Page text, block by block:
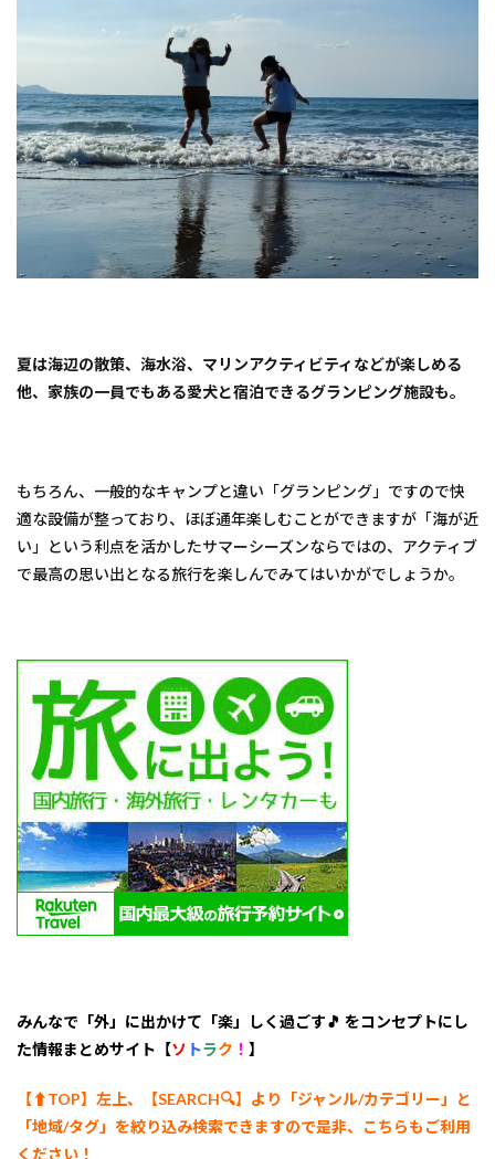
Ｓｕ
ｇａ
ｒ
Ｂｅ
ａｃ
ｈ
Ｏａ
3
鉾田
市】
隠れ
4
3.
【千
葉県
館山
シャ
ンフ
ロン
ト館
山
5
海辺
で過
ごせ
るグ
ラン
ピン
グ施
設
夏は海辺の散策、海水浴、マリンアクティビティなどが楽しめる
他、家族の一員でもある愛犬と宿泊できるグランピング施設も。
もちろん、一般的なキャンプと違い「グランピング」ですので快
適な設備が整っており、ほぼ通年楽しむことができますが「海が近
い」という利点を活かしたサマーシーズンならではの、アクティブ
で最高の思い出となる旅行を楽しんでみてはいかがでしょうか。
みんなで「外」に出かけて「楽」しく過ごす🎵 をコンセプトにし
た情報まとめサイト【ソ トラク ！ 】
【⬆︎TOP】左上、【SEARCH🔍】より「ジャンル/カテゴリー 」と
「地域/タグ」を絞り込み検索できますので是非、こちらもご利用
ください！